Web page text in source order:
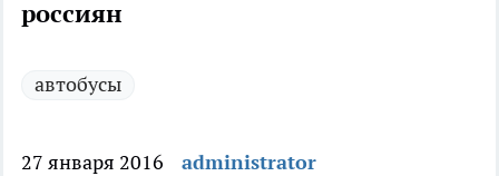
россиян
автобусы
27 января 2016
administrator